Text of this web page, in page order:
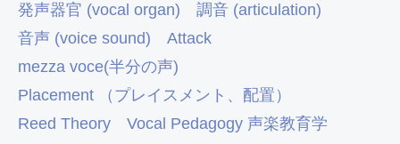
発声器官 (vocal organ)
調音 (articulation)
音声 (voice sound)
Attack
mezza voce(半分の声)
Placement （プレイスメント、配置）
Reed Theory
Vocal Pedagogy 声楽教育学